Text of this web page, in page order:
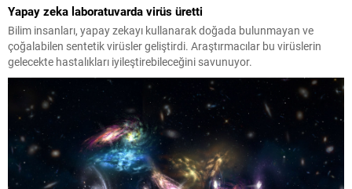
Yapay zeka laboratuvarda virüs üretti
Bilim insanları, yapay zekayı kullanarak doğada bulunmayan ve
çoğalabilen sentetik virüsler geliştirdi. Araştırmacılar bu virüslerin
gelecekte hastalıkları iyileştirebileceğini savunuyor.